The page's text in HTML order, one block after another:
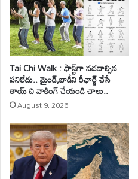
Tai Chi Walk : ఫాస్ట్‌గా నడవాల్సిన
పనిలేదు.. మైండ్‌,బాడీని రీఛార్జ్ చేసే
తాయ్ చి వాకింగ్‌ చేయండి చాలు..
August 9, 2026